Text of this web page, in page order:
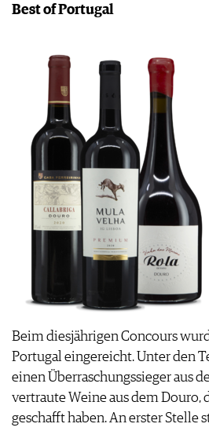
Best of Portugal
Beim diesjährigen Concours
Portugal eingereicht. Unter den
einen Überraschungssieger aus
vertraute Weine aus dem Douro,
geschafft haben. An erster Stelle